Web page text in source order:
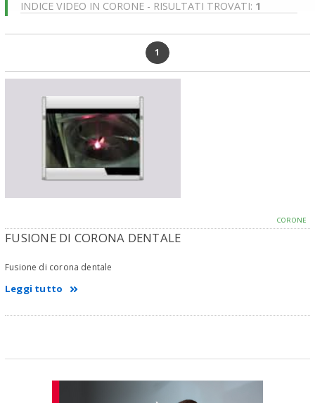
INDICE VIDEO IN CORONE - RISULTATI TROVATI: 1
1
CORONE
FUSIONE DI CORONA DENTALE
Fusione di corona dentale
Leggi tutto